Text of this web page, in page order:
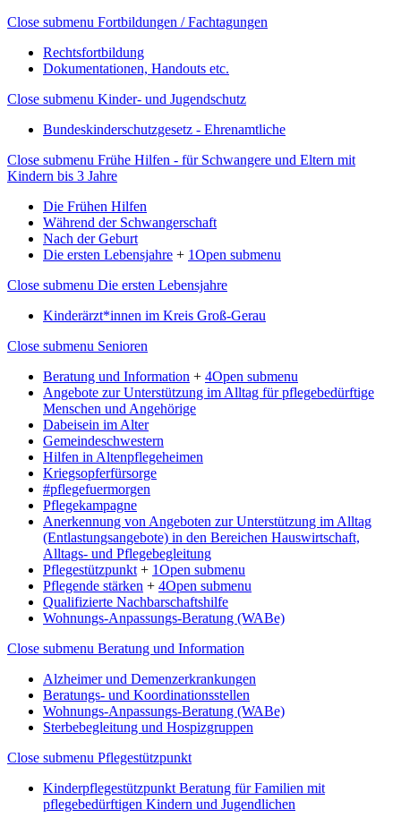
Close submenu Fortbildungen / Fachtagungen
Rechtsfortbildung
Dokumentationen, Handouts etc.
Close submenu Kinder- und Jugendschutz
Bundeskinderschutzgesetz - Ehrenamtliche
Close submenu Frühe Hilfen - für Schwangere und Eltern mit
Kindern bis 3 Jahre
Die Frühen Hilfen
Während der Schwangerschaft
Nach der Geburt
Die ersten Lebensjahre + 1Open submenu
Close submenu Die ersten Lebensjahre
Kinderärzt*innen im Kreis Groß-Gerau
Close submenu Senioren
Beratung und Information + 4Open submenu
Angebote zur Unterstützung im Alltag für pflegebedürftige
Menschen und Angehörige
Dabeisein im Alter
Gemeindeschwestern
Hilfen in Altenpflegeheimen
Kriegsopferfürsorge
#pflegefuermorgen
Pflegekampagne
Anerkennung von Angeboten zur Unterstützung im Alltag
(Entlastungsangebote) in den Bereichen Hauswirtschaft,
Alltags- und Pflegebegleitung
Pflegestützpunkt + 1Open submenu
Pflegende stärken + 4Open submenu
Qualifizierte Nachbarschaftshilfe
Wohnungs-Anpassungs-Beratung (WABe)
Close submenu Beratung und Information
Alzheimer und Demenzerkrankungen
Beratungs- und Koordinationsstellen
Wohnungs-Anpassungs-Beratung (WABe)
Sterbebegleitung und Hospizgruppen
Close submenu Pflegestützpunkt
Kinderpflegestützpunkt Beratung für Familien mit
pflegebedürftigen Kindern und Jugendlichen